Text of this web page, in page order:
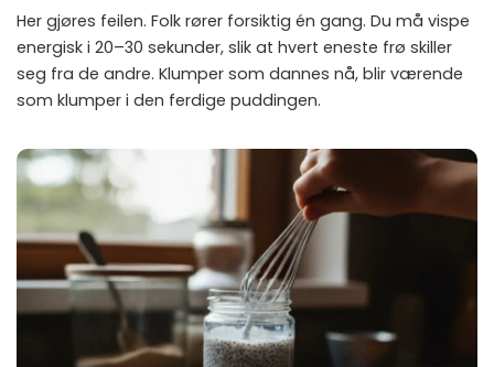
Her gjøres feilen. Folk rører forsiktig én gang. Du må vispe
energisk i 20–30 sekunder, slik at hvert eneste frø skiller
seg fra de andre. Klumper som dannes nå, blir værende
som klumper i den ferdige puddingen.